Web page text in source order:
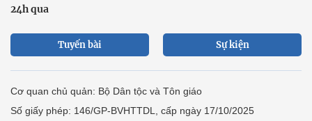
24h qua
Tuyến bài Sự kiện
Cơ quan chủ quản: Bộ Dân tộc và Tôn giáo
Số giấy phép: 146/GP-BVHTTDL, cấp ngày 17/10/2025